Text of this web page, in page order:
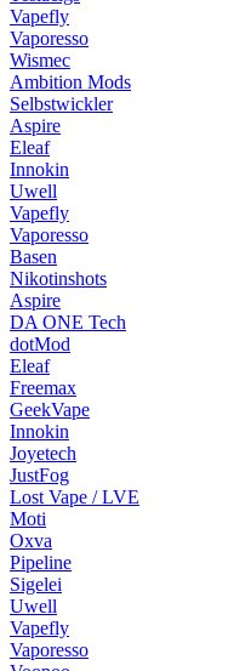
Vapefly
Vaporesso
Wismec
Ambition Mods
Selbstwickler
Aspire
Eleaf
Innokin
Uwell
Vapefly
Vaporesso
Basen
Nikotinshots
Aspire
DA ONE Tech
dotMod
Eleaf
Freemax
GeekVape
Innokin
Joyetech
JustFog
Lost Vape / LVE
Moti
Oxva
Pipeline
Sigelei
Uwell
Vapefly
Vaporesso